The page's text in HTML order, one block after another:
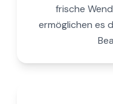
frische
ermöglichen es